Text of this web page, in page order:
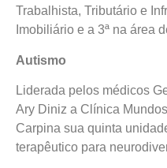
Trabalhista, Tributário e
Imobiliário e a 3ª na área
Autismo
Liderada pelos médicos
Ary Diniz a Clínica
Carpina sua quinta
terapêutico para